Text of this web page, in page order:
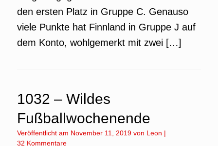
den ersten Platz in Gruppe C. Genauso
viele Punkte hat Finnland in Gruppe J auf
dem Konto, wohlgemerkt mit zwei […]
1032 – Wildes
Fußballwochenende
Veröffentlicht am November 11, 2019 von Leon |
32 Kommentare